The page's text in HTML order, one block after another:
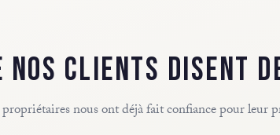
NOS CLIENTS DISENT
propriétaires nous ont déjà fait confiance pour leur